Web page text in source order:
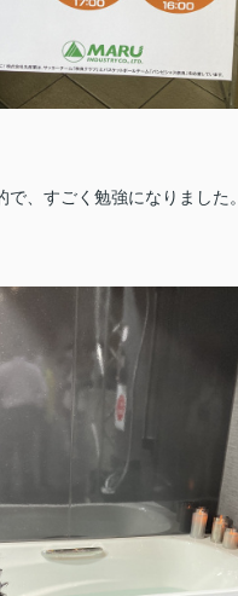
、すごく勉強になりました。